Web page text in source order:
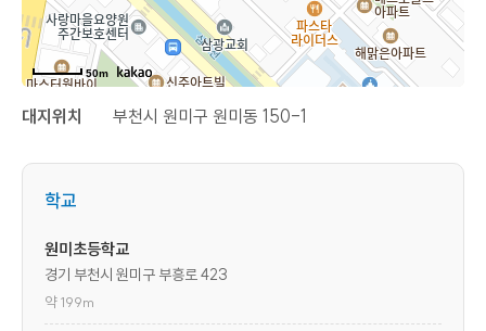
50m
대지위치 부천시 원미구 원미동 150-1
학교
원미초등학교
경기 부천시 원미구 부흥로 423
약 199m